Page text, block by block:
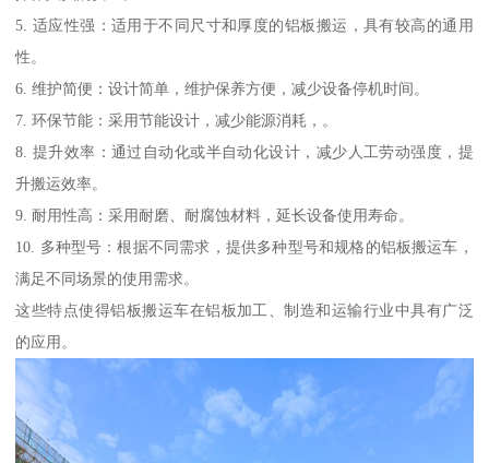
5. 适应性强：适用于不同尺寸和厚度的铝板搬运，具有较高的通用
性。
6. 维护简便：设计简单，维护保养方便，减少设备停机时间。
7. 环保节能：采用节能设计，减少能源消耗，。
8. 提升效率：通过自动化或半自动化设计，减少人工劳动强度，提
升搬运效率。
9. 耐用性高：采用耐磨、耐腐蚀材料，延长设备使用寿命。
10. 多种型号：根据不同需求，提供多种型号和规格的铝板搬运车，
满足不同场景的使用需求。
这些特点使得铝板搬运车在铝板加工、制造和运输行业中具有广泛
的应用。